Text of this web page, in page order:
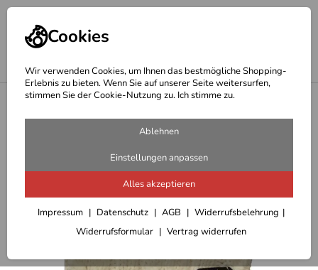
Cookies
Wir verwenden Cookies, um Ihnen das bestmögliche Shopping-
Erlebnis zu bieten. Wenn Sie auf unserer Seite weitersurfen,
stimmen Sie der Cookie-Nutzung zu. Ich stimme zu.
Ablehnen
Einstellungen anpassen
Alles akzeptieren
Impressum Datenschutz AGB
Widerrufsbelehrung
Widerrufsformular
Vertrag widerrufen
Schals-Mützen-Handschuhe